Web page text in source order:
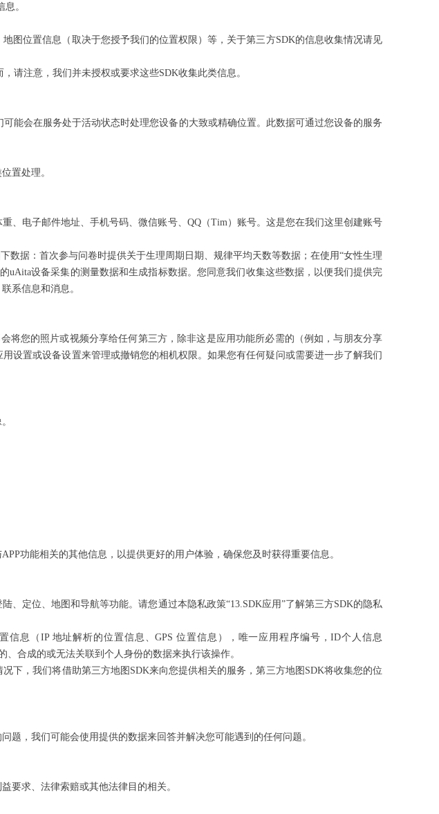
。
图位置信息（取决于您授予我们的位置权限）等，关于第三方SDK的信息收集情况请见
请注意，我们并未授权或要求这些SDK收集此类信息。
能会在服务处于活动状态时处理您设备的大致或精确位置。此数据可通过您设备的服务
置处理。
、电子邮件地址、手机号码、微信账号、QQ（Tim）账号。这是您在我们这里创建账号
据：首次参与问卷时提供关于生理周期日期、规律平均天数等数据；在使用“女性生理
设备采集的测量数据和生成指标数据。您同意我们收集这些数据，以便我们提供完
系信息和消息。
您的照片或视频分享给任何第三方，除非这是应用功能所必需的（例如，与朋友分享
设置或设备设置来管理或撤销您的相机权限。如果您有任何疑问或需要进一步了解我们
功能相关的其他信息，以提供更好的用户体验，确保您及时获得重要信息。
定位、地图和导航等功能。请您通过本隐私政策“13.SDK应用”了解第三方SDK的隐私
息（IP 地址解析的位置信息、GPS 位置信息），唯一应用程序编号，ID个人信息
合成的或无法关联到个人身份的数据来执行该操作。
下，我们将借助第三方地图SDK来向您提供相关的服务，第三方地图SDK将收集您的位
，我们可能会使用提供的数据来回答并解决您可能遇到的任何问题。
要求、法律索赔或其他法律目的相关。